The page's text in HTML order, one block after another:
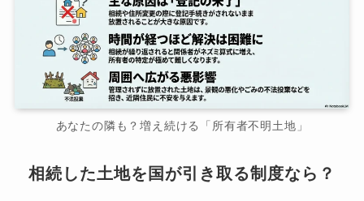
あなたの隣も？増え続ける「所有者不明土地」
相続した土地を国が引き取る制度なら？